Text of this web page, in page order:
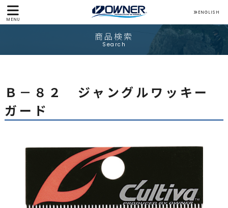
MENU
ENGLISH
商品検索
Search
Ｂ－８２ ジャングルワッキー
ガード